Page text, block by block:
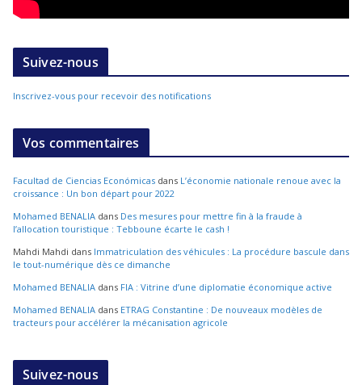
Suivez-nous
Inscrivez-vous pour recevoir des notifications
Vos commentaires
Facultad de Ciencias Económicas dans L’économie nationale renoue avec la
croissance : Un bon départ pour 2022
Mohamed BENALIA dans Des mesures pour mettre fin à la fraude à
l’allocation touristique : Tebboune écarte le cash !
Mahdi Mahdi dans Immatriculation des véhicules : La procédure bascule dans
le tout-numérique dès ce dimanche
Mohamed BENALIA dans FIA : Vitrine d’une diplomatie économique active
Mohamed BENALIA dans ETRAG Constantine : De nouveaux modèles de
tracteurs pour accélérer la mécanisation agricole
Suivez-nous